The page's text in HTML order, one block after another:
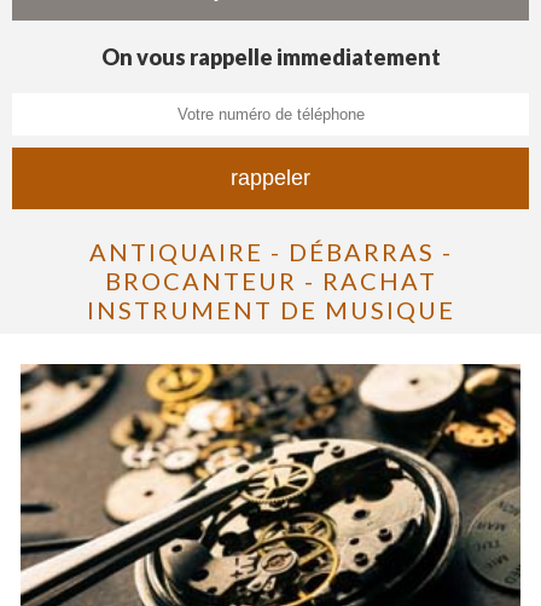
On vous rappelle immediatement
ANTIQUAIRE - DÉBARRAS -
BROCANTEUR - RACHAT
INSTRUMENT DE MUSIQUE